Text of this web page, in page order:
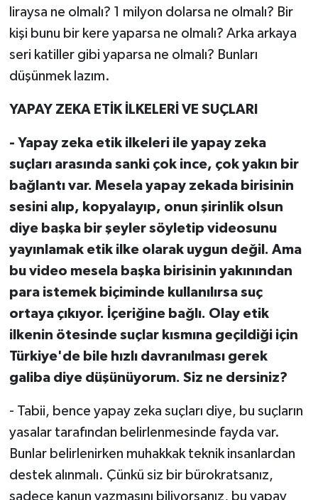
liraysa ne olmalı? 1 milyon dolarsa ne olmalı? Bir
kişi bunu bir kere yaparsa ne olmalı? Arka arkaya
seri katiller gibi yaparsa ne olmalı? Bunları
düşünmek lazım.
YAPAY ZEKA ETİK İLKELERİ VE SUÇLARI
- Yapay zeka etik ilkeleri ile yapay zeka
suçları arasında sanki çok ince, çok yakın bir
bağlantı var. Mesela yapay zekada birisinin
sesini alıp, kopyalayıp, onun şirinlik olsun
diye başka bir şeyler söyletip videosunu
yayınlamak etik ilke olarak uygun değil. Ama
bu video mesela başka birisinin yakınından
para istemek biçiminde kullanılırsa suç
ortaya çıkıyor. İçeriğine bağlı. Olay etik
ilkenin ötesinde suçlar kısmına geçildiği için
Türkiye'de bile hızlı davranılması gerek
galiba diye düşünüyorum. Siz ne dersiniz?
- Tabii, bence yapay zeka suçları diye, bu suçların
yasalar tarafından belirlenmesinde fayda var.
Bunlar belirlenirken muhakkak teknik insanlardan
destek alınmalı. Çünkü siz bir bürokratsanız,
sadece kanun yazmasını biliyorsanız, bu yapay